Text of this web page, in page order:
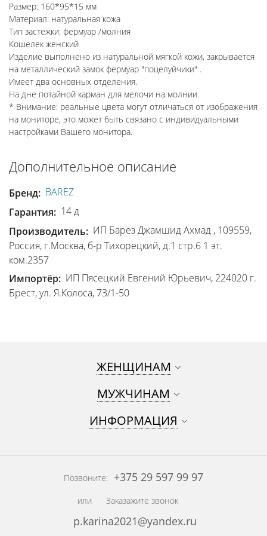
Размер: 160*95*15 мм
Материал: натуральная кожа
Тип застежки: фермуар /молния
Кошелек женский
Изделие выполнено из натуральной мягкой кожи, закрывается
на металлический замок фермуар "поцелуйчики" .
Имеет два основных отделения.
На дне потайной карман для мелочи на молнии.
* Внимание: реальные цвета могут отличаться от изображения
на мониторе, это может быть связано с индивидуальными
настройками Вашего монитора.
Дополнительное описание
Бренд: BAREZ
Гарантия: 14 д
Производитель: ИП Барез Джамшид Ахмад , 109559,
Россия, г.Москва, б-р Тихорецкий, д.1 стр.6 1 эт.
ком.2357
Импортёр: ИП Пясецкий Евгений Юрьевич, 224020 г.
Брест, ул. Я.Колоса, 73/1-50
ЖЕНЩИНАМ
МУЖЧИНАМ
ИНФОРМАЦИЯ
Позвоните: +375 29 597 99 97
или Заказажите звонок
p.karina2021@yandex.ru